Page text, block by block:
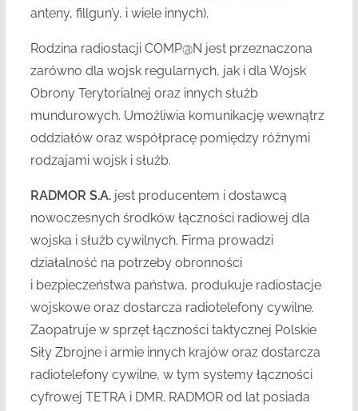
anteny, fillgun’y, i wiele innych).
Rodzina radiostacji COMP@N jest przeznaczona
zarówno dla wojsk regularnych, jak i dla Wojsk
Obrony Terytorialnej oraz innych służb
mundurowych. Umożliwia komunikację wewnątrz
oddziałów oraz współpracę pomiędzy różnymi
rodzajami wojsk i służb.
RADMOR S.A.jest producentem i dostawcą
nowoczesnych środków łączności radiowej dla
wojska i służb cywilnych. Firma prowadzi
działalność na potrzeby obronności
i bezpieczeństwa państwa, produkuje radiostacje
wojskowe oraz dostarcza radiotelefony cywilne.
Zaopatruje w sprzęt łączności taktycznej Polskie
Siły Zbrojne i armie innych krajów oraz dostarcza
radiotelefony cywilne, w tym systemy łączności
cyfrowej TETRA i DMR. RADMOR od lat posiada